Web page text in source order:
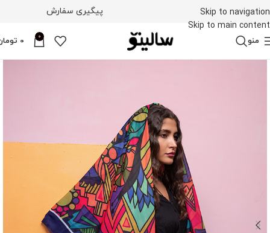
Skip to navigation
Skip to main content
پیگیری سفارش
منو 0
0